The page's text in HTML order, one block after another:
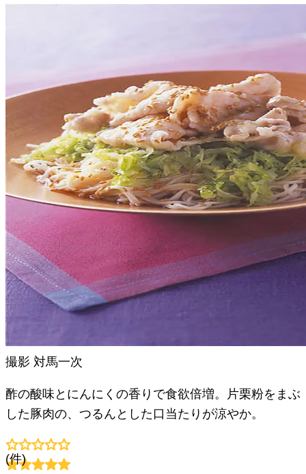
撮影 対馬一次
酢の酸味とにんにくの香りで食欲倍増。片栗粉をまぶ
した豚肉の、つるんとした口当たりが涼やか。
(件)